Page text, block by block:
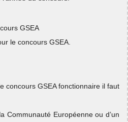
GSEA
le concours GSEA.
concours GSEA fonctionnaire il faut
Communauté Européenne ou d’un